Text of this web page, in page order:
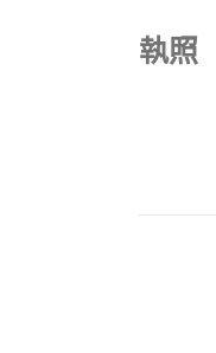
執照